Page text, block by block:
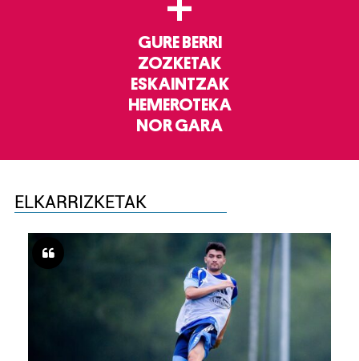
GURE BERRI
ZOZKETAK
ESKAINTZAK
HEMEROTEKA
NOR GARA
ELKARRIZKETAK